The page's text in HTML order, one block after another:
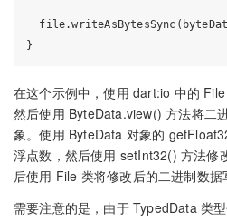
在这个示例中，使用 dart:io 中的
然后使用 ByteData.view() 方法将二
象。使用 ByteData 对象的
浮点数，然后使用 setInt32() 方法修
后使用 File 类将修改后的二进制数据
需要注意的是，由于 TypedData 类